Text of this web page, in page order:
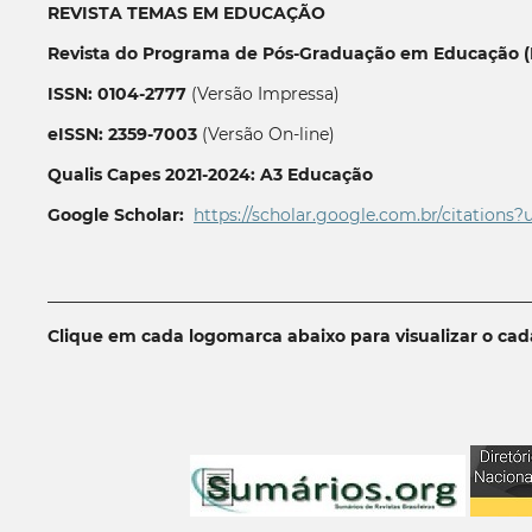
REVISTA TEMAS EM EDUCAÇÃO
Revista do Programa de Pós-Graduação em Educação
ISSN: 0104-2777(Versão Impressa)
eISSN: 2359-7003(Versão On-line)
Qualis Capes 2021-2024: A3 Educação
Google Scholar: https://scholar.google.com.br/
Clique em cada logomarca abaixo para visualizar o